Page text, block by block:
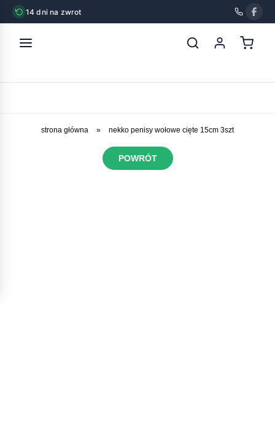
14 dni na zwrot
strona główna » nekko penisy wołowe cięte 15cm 3szt
POWRÓT